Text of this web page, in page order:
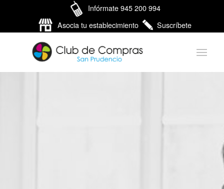
Infórmate 945 200 994
Asocia tu establecimiento
Suscríbete